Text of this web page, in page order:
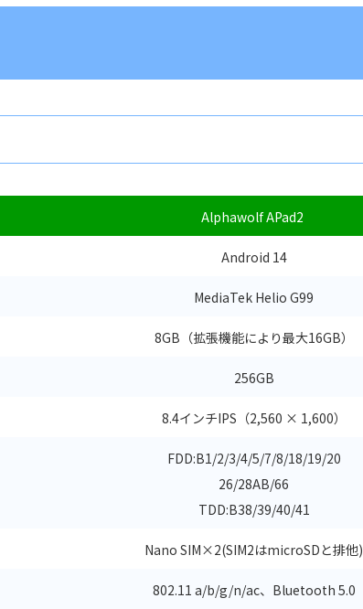
Alphawolf APad2
Android 14
MediaTek Helio G99
8GB（拡張機能により最大16GB）
256GB
8.4インチIPS（2,560 × 1,600）
FDD:B1/2/3/4/5/7/8/18/19/20
26/28AB/66
TDD:B38/39/40/41
Nano SIM×2(SIM2はmicroSDと排他)
802.11 a/b/g/n/ac、Bluetooth 5.0